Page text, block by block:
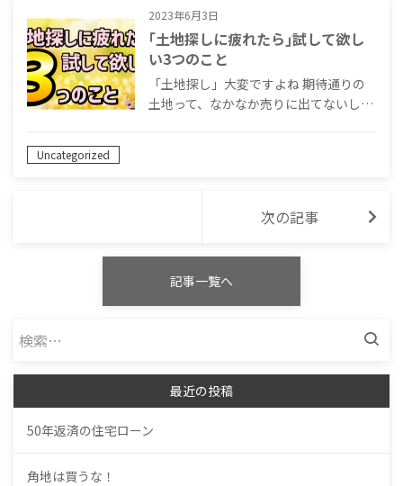
2023年6月3日
｢土地探しに疲れたら｣試して欲し
い3つのこと
「土地探し」大変ですよね 期待通りの
土地って、なかなか売りに出てないし…
Uncategorized
次の記事
記事一覧へ
索:
最近の投稿
50年返済の住宅ローン
角地は買うな！